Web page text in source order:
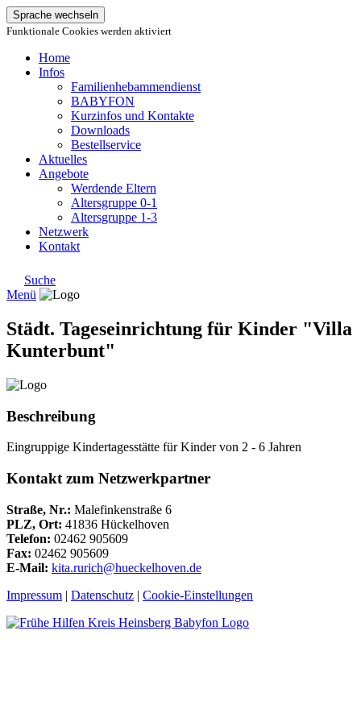
Sprache wechseln
Funktionale Cookies werden aktiviert
Home
Infos
Familienhebammendienst
BABYFON
Kurzinfos und Kontakte
Downloads
Bestellservice
Aktuelles
Angebote
Werdende Eltern
Altersgruppe 0-1
Altersgruppe 1-3
Netzwerk
Kontakt
Suche
Menü
Städt. Tageseinrichtung für Kinder "Villa
Kunterbunt"
Beschreibung
Eingruppige Kindertagesstätte für Kinder von 2 - 6 Jahren
Kontakt zum Netzwerkpartner
Straße, Nr.: Malefinkenstraße 6
PLZ, Ort: 41836 Hückelhoven
Telefon: 02462 905609
Fax: 02462 905609
E-Mail: kita.rurich@hueckelhoven.de
Impressum | Datenschutz | Cookie-Einstellungen